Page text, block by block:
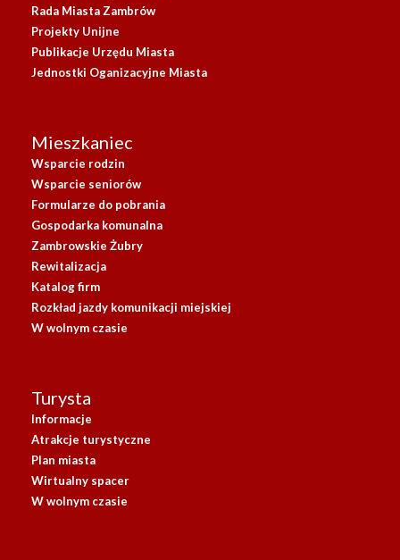
Rada Miasta Zambrów
Projekty Unijne
Publikacje Urzędu Miasta
Jednostki Oganizacyjne Miasta
Mieszkaniec
Wsparcie rodzin
Wsparcie seniorów
Formularze do pobrania
Gospodarka komunalna
Zambrowskie Żubry
Rewitalizacja
Katalog firm
Rozkład jazdy komunikacji miejskiej
W wolnym czasie
Turysta
Informacje
Atrakcje turystyczne
Plan miasta
Wirtualny spacer
W wolnym czasie